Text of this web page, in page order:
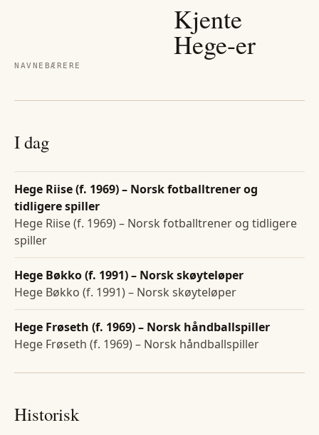
NAVNEBÆRERE
Kjente
Hege-er
I dag
Hege Riise (f. 1969) – Norsk fotballtrener og
tidligere spiller
Hege Riise (f. 1969) – Norsk fotballtrener og tidligere
spiller
Hege Bøkko (f. 1991) – Norsk skøyteløper
Hege Bøkko (f. 1991) – Norsk skøyteløper
Hege Frøseth (f. 1969) – Norsk håndballspiller
Hege Frøseth (f. 1969) – Norsk håndballspiller
Historisk